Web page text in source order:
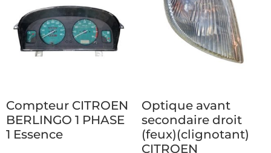
Compteur CITROEN
BERLINGO 1 PHASE
1 Essence
Optique avant
secondaire droit
(feux)(clignotant)
CITROEN